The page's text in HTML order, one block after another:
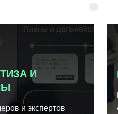
И
и экспертов